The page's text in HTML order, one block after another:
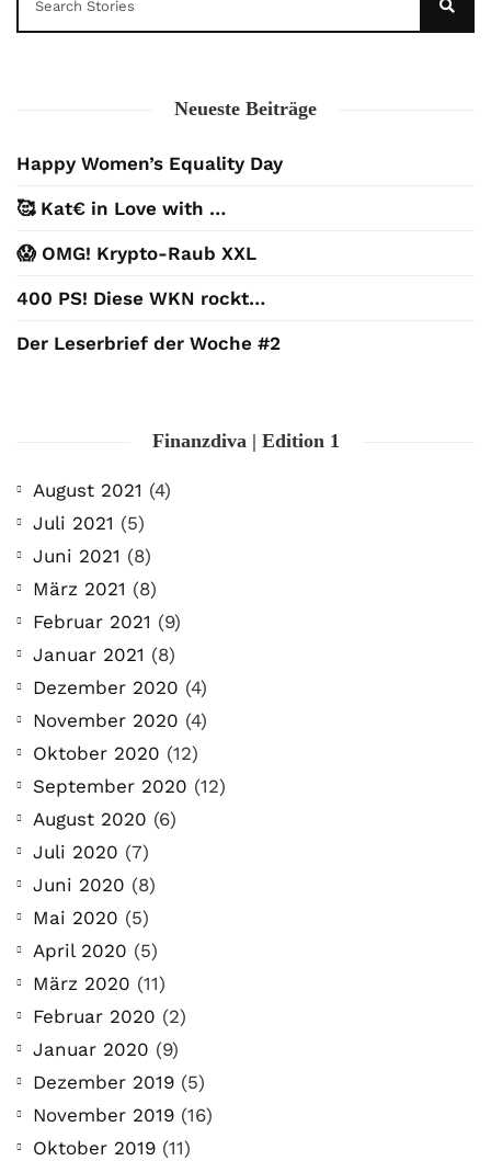
Neueste Beiträge
Happy Women’s Equality Day
🥰 Kat€ in Love with …
😱 OMG! Krypto-Raub XXL
400 PS! Diese WKN rockt…
Der Leserbrief der Woche #2
Finanzdiva | Edition 1
August 2021 (4)
Juli 2021 (5)
Juni 2021 (8)
März 2021 (8)
Februar 2021 (9)
Januar 2021 (8)
Dezember 2020 (4)
November 2020 (4)
Oktober 2020 (12)
September 2020 (12)
August 2020 (6)
Juli 2020 (7)
Juni 2020 (8)
Mai 2020 (5)
April 2020 (5)
März 2020 (11)
Februar 2020 (2)
Januar 2020 (9)
Dezember 2019 (5)
November 2019 (16)
Oktober 2019 (11)